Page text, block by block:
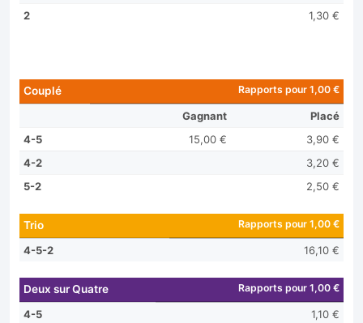
2
1,30 €
Couplé Rapports pour 1,00 €
Gagnant
Placé
4-5
15,00 €
3,90 €
4-2
3,20 €
5-2
2,50 €
Trio Rapports pour 1,00 €
4-5-2 16,10 €
Deux sur Quatre Rapports pour 1,00 €
4-5
1,10 €